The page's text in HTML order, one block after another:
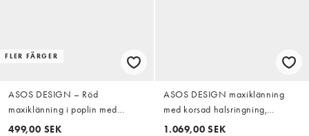
FLER FÄRGER
ASOS DESIGN – Röd
maxiklänning i poplin med
båtringning och sänkt midja
499,00 SEK
ASOS DESIGN maxiklänning
med korsad halsringning,
rynkningar och draperade ärmar
1.069,00 SEK